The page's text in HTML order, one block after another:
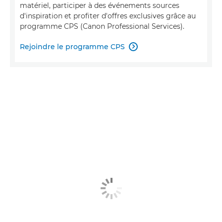
matériel, participer à des événements sources
d'inspiration et profiter d'offres exclusives grâce au
programme CPS (Canon Professional Services).
Rejoindre le programme CPS 